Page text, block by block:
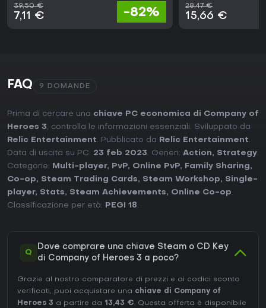
39,50 €
7,11 € -82%
28,47 €
15,66 €
FAQ 9 DOMANDE
Prima di cercare una chiave PC economica di Company of
Heroes 3, controlla le informazioni essenziali. Sviluppato da
Relic Entertainment. Pubblicato da Relic Entertainment.
Data di uscita su PC: 23 feb 2023. Generi: Action, Strategy.
Categorie:
Multi-player, PvP, Online PvP, Family Sharing,
Co-op, Steam Trading Cards, Steam Workshop, Single-
player, Stats, Steam Achievements, Online Co-op.
Classificazione per età:
PEGI 18.
Q
Dove comprare una chiave Steam o CD Key
di Company of Heroes 3 a poco?
Grazie al nostro comparatore di prezzi e ai codici sconto
verificati, puoi acquistare una chiave di Company of
Heroes 3 a partire da 13,43 €. Questa offerta è disponibile